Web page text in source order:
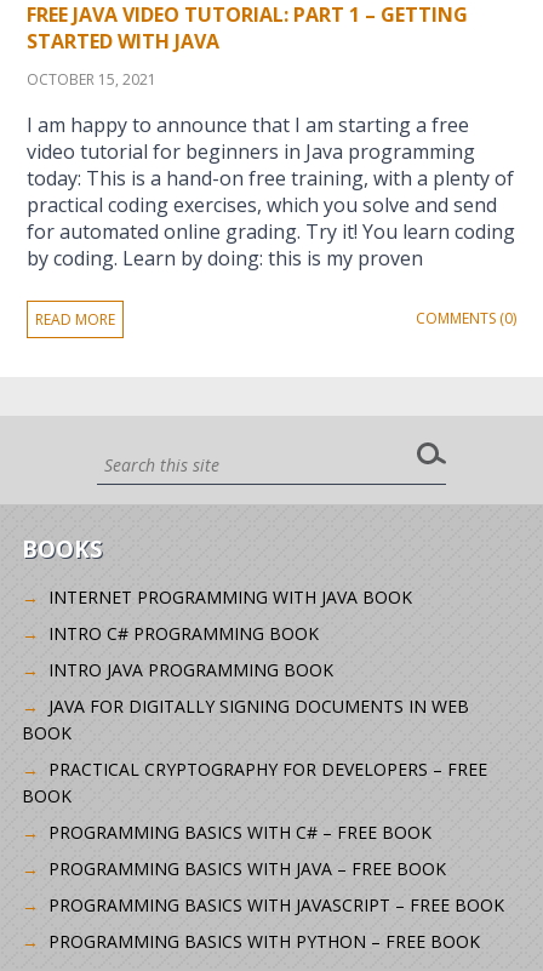
FREE JAVA VIDEO TUTORIAL: PART 1 – GETTING
STARTED WITH JAVA
OCTOBER 15, 2021
I am happy to announce that I am starting a free
video tutorial for beginners in Java programming
today: This is a hand-on free training, with a plenty of
practical coding exercises, which you solve and send
for automated online grading. Try it! You learn coding
by coding. Learn by doing: this is my proven
READ MORE COMMENTS (0)
BOOKS
INTERNET PROGRAMMING WITH JAVA BOOK
INTRO C# PROGRAMMING BOOK
INTRO JAVA PROGRAMMING BOOK
JAVA FOR DIGITALLY SIGNING DOCUMENTS IN WEB
BOOK
PRACTICAL CRYPTOGRAPHY FOR DEVELOPERS – FREE
BOOK
PROGRAMMING BASICS WITH C# – FREE BOOK
PROGRAMMING BASICS WITH JAVA – FREE BOOK
PROGRAMMING BASICS WITH JAVASCRIPT – FREE BOOK
PROGRAMMING BASICS WITH PYTHON – FREE BOOK